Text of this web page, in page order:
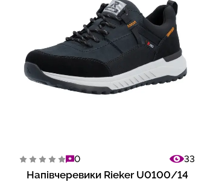
0 33
Напівчеревики Rieker U0100/14